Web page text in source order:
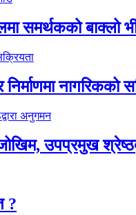
समर्थकको बाक्लो
नागरिकको
उपप्रमुख
?